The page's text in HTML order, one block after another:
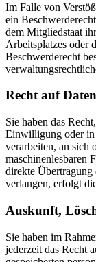
Im Falle von
ein
dem Mitgliedstaat
Arbeitsplatzes oder
Beschwerderecht
Recht auf
Sie haben das
Einwilligung oder in
verarbeiten, an sich
maschinenlesbaren
direkte Übertragung
verlangen, erfolgt
Auskunft,
Sie haben im
jederzeit das Recht